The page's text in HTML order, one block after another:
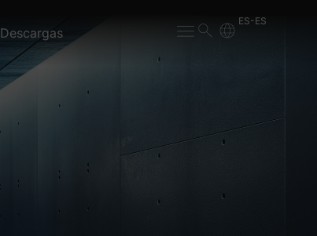
Descargas
ES-ES